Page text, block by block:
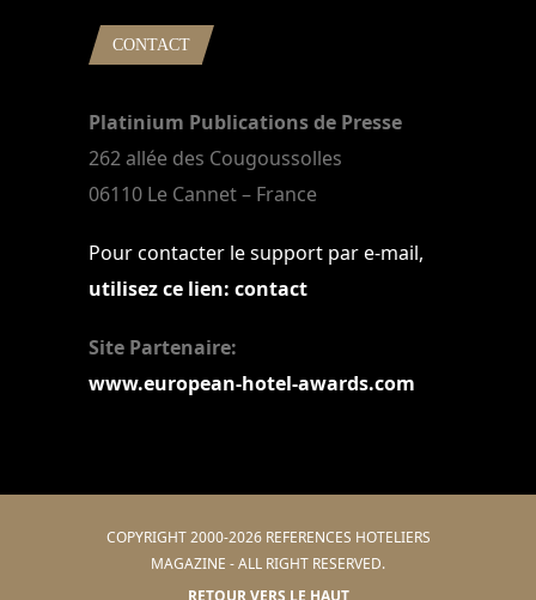
CONTACT
Platinium Publications de Presse
262 allée des Cougoussolles
06110 Le Cannet – France
Pour contacter le support par e-mail,
utilisez ce lien: contact
Site Partenaire:
www.european-hotel-awards.com
COPYRIGHT 2000-2026 REFERENCES HOTELIERS
MAGAZINE - ALL RIGHT RESERVED.
RETOUR VERS LE HAUT